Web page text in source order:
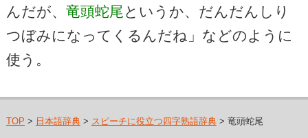
んだが、 竜頭蛇尾 というか、だんだんしり
つぼみになってくるんだね」などのように
使う。
TOP > 日本語辞典> スピーチに役立つ四字熟語辞典> 竜頭蛇尾